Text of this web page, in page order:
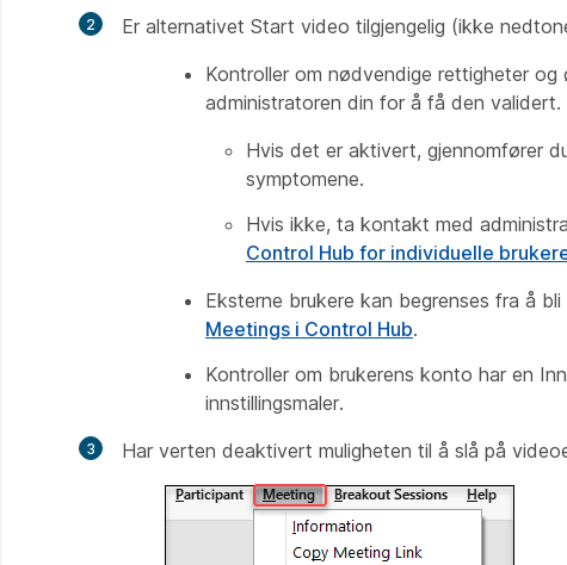
Er alternativet Start video tilgjengelig (ikke
Kontroller om nødvendige rettigheter
administratoren din for å få den validert.
Hvis det er aktivert, gjennomfører
symptomene.
Hvis ikke, ta kontakt med
Control Hub for individuelle
Eksterne brukere kan begrenses fra å
Meetings i Control Hub.
Kontroller om brukerens konto har en
innstillingsmaler.
Har verten deaktivert muligheten til å slå på